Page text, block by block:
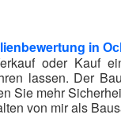
in
oder Kauf
lassen. Der
Sie mehr
von mir als